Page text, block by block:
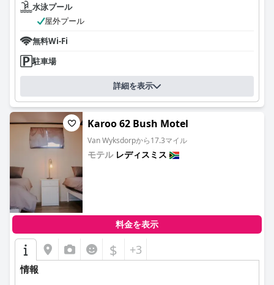
水泳プール
屋外プール
無料Wi-Fi
駐車場
詳細を表示
Karoo 62 Bush Motel
Van Wyksdorpから17.3マイル
モテル レディスミス
料金を表示
$ +3
情報